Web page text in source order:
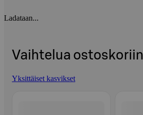
Ladataan...
Vaihtelua ostoskoriin
Yksittäiset kasvikset